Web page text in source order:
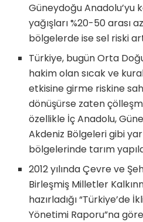
Güneydoğu Anadolu’yu
yağışları %20-50 arası
bölgelerde ise sel riski
Türkiye, bugün Orta
hakim olan sıcak ve
etkisine girme riskine
dönüşürse zaten
özellikle İç Anadolu,
Akdeniz Bölgeleri gibi
bölgelerinde tarım
2012 yılında Çevre ve
Birleşmiş Milletler
hazırladığı “Türkiye’de
Yönetimi Raporu”na